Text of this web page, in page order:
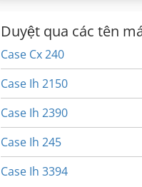
Duyệt qua các tên
Case Cx 240
Case Ih 2150
Case Ih 2390
Case Ih 245
Case Ih 3394